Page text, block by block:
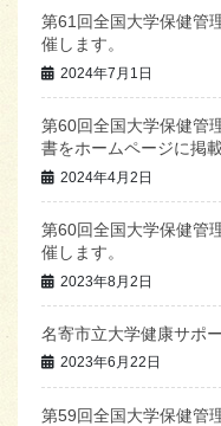
第61回全国大学保健管
催します。
2024年7月1日
第60回全国大学保健管
書をホームページに掲
2024年4月2日
第60回全国大学保健管
催します。
2023年8月2日
名寄市立大学健康サポ
2023年6月22日
第59回全国大学保健管